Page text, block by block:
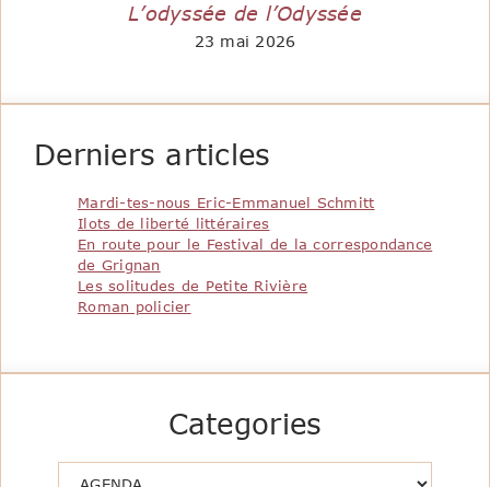
L’odyssée de l’Odyssée
23 mai 2026
Derniers articles
Mardi-tes-nous Eric-Emmanuel Schmitt
Ilots de liberté littéraires
En route pour le Festival de la correspondance
de Grignan
Les solitudes de Petite Rivière
Roman policier
Categories